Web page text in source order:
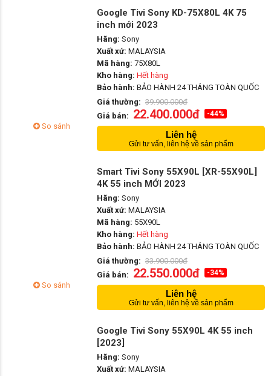
So sánh
Google Tivi Sony KD-75X80L 4K 75
inch mới 2023
Hãng: Sony
Xuất xứ: MALAYSIA
Mã hàng: 75X80L
Kho hàng: Hết hàng
Bảo hành: BẢO HÀNH 24 THÁNG TOÀN QUỐC
Giá thường: 39.900.000đ
Giá bán: 22.400.000đ -44%
Liên hệ
Gửi tư vấn, liên hệ về sản phẩm
So sánh
Smart Tivi Sony 55X90L [XR-55X90L]
4K 55 inch MỚI 2023
Hãng: Sony
Xuất xứ: MALAYSIA
Mã hàng: 55X90L
Kho hàng: Hết hàng
Bảo hành: BẢO HÀNH 24 THÁNG TOÀN QUỐC
Giá thường: 33.900.000đ
Giá bán: 22.550.000đ -34%
Liên hệ
Gửi tư vấn, liên hệ về sản phẩm
Google Tivi Sony 55X90L 4K 55 inch
[2023]
Hãng: Sony
Xuất xứ: MALAYSIA